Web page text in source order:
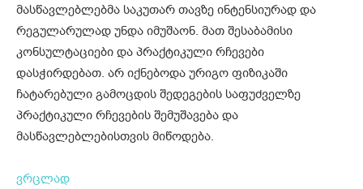
მასწავლებლებმა საკუთარ თავზე ინტენსიურად და
რეგულარულად უნდა იმუშაონ. მათ შესაბამისი
კონსულტაციები და პრაქტიკული რჩევები
დასჭირდებათ. არ იქნებოდა ურიგო ფიზიკაში
ჩატარებული გამოცდის შედეგების საფუძველზე
პრაქტიკული რჩევების შემუშავება და
მასწავლებლებისთვის მიწოდება.
ვრცლად